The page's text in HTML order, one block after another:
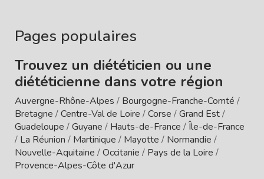
Pages populaires
Trouvez un diététicien ou une
diététicienne dans votre région
Auvergne-Rhône-Alpes / Bourgogne-Franche-Comté /
Bretagne /Centre-Val de Loire /Corse /Grand Est/
Guadeloupe /Guyane / Hauts-de-France /Île-de-France
/ La Réunion / Martinique / Mayotte / Normandie /
Nouvelle-Aquitaine /Occitanie / Pays de la Loire /
Provence-Alpes-Côte d'Azur